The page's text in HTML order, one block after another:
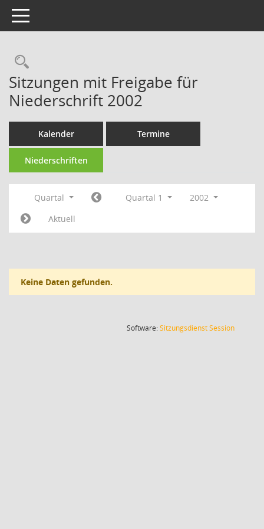
Toggle navigation
Rechercheauswahl
Sitzungen mit Freigabe für
Niederschrift 2002
Kalender Termine
Niederschriften
Quartal Quartal 1
2002
Aktuell
Keine Daten gefunden.
Software:SitzungsdienstSession(Wird in